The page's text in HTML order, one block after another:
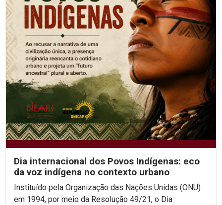
Dia internacional dos Povos Indígenas: eco
da voz indígena no contexto urbano
Instituído pela Organização das Nações Unidas (ONU)
em 1994, por meio da Resolução 49/21, o Dia